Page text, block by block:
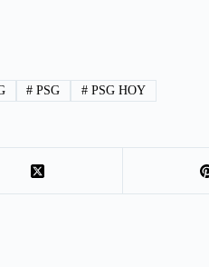
# PSG # PSG HOY